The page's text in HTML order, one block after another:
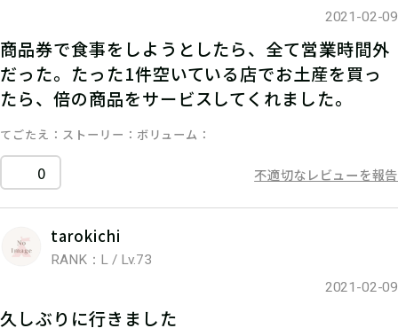
2021-02-09
商品券で食事をしようとしたら、全て営業時間外
だった。たった1件空いている店でお土産を買っ
たら、倍の商品をサービスしてくれました。
てごたえ ストーリー ボリューム
0 不適切なレビューを報告
tarokichi
RANK：L / Lv.73
2021-02-09
久しぶりに行きました